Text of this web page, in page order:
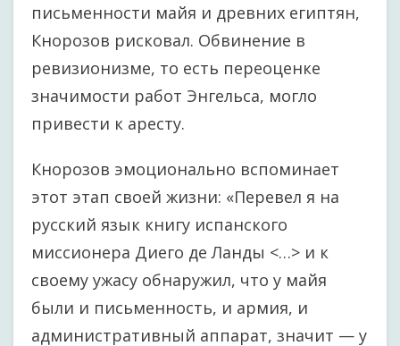
письменности майя и древних египтян,
Кнорозов рисковал. Обвинение в
ревизионизме, то есть переоценке
значимости работ Энгельса, могло
привести к аресту.
Кнорозов эмоционально вспоминает
этот этап своей жизни: «Перевел я на
русский язык книгу испанского
миссионера Диего де Ланды <…> и к
своему ужасу обнаружил, что у майя
были и письменность, и армия, и
административный аппарат, значит — у